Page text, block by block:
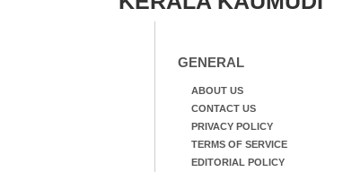
GENERAL
ABOUT US
CONTACT US
PRIVACY POLICY
TERMS OF SERVICE
EDITORIAL POLICY